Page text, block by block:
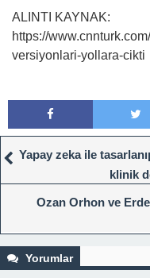
ALINTI KAYNAK:
https://
versiyonlari-yollara-cikti
Yapay zeka ile
klinik
Ozan Orhon ve
Yorumlar